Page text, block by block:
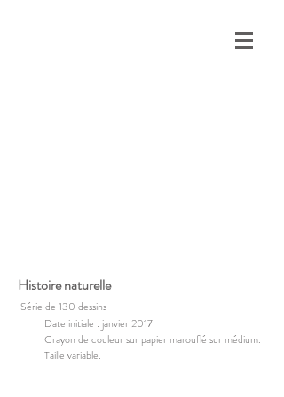
Histoire naturelle
Série de 130 dessins
Date initiale : janvier 2017
Crayon de couleur sur papier marouflé sur médium.
Taille variable.